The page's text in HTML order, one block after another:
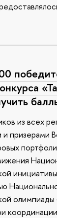
из всех
призерами